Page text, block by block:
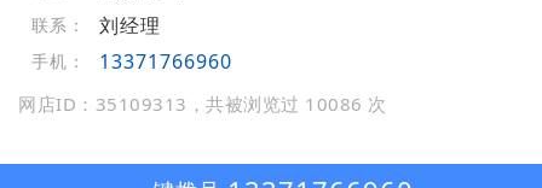
联系： 刘经理
手机： 13371766960
网店ID：35109313，共被浏览过 10086 次